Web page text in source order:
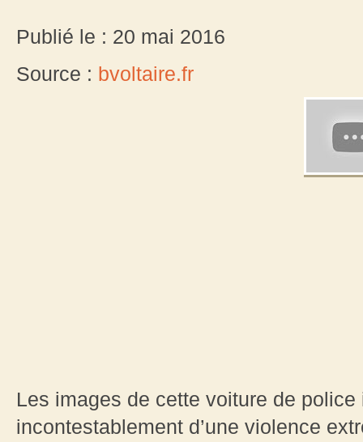
Publié le : 20 mai 2016
Source : bvoltaire.fr
Les images de cette voiture de
incontestablement d’une violence